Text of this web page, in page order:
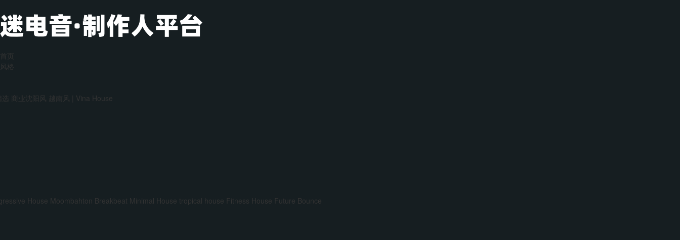
首页
风格
商业沈阳风 越南风 | Vina House
House Moombahton Breakbeat Minimal House tropical house Fitness House Future Bounce